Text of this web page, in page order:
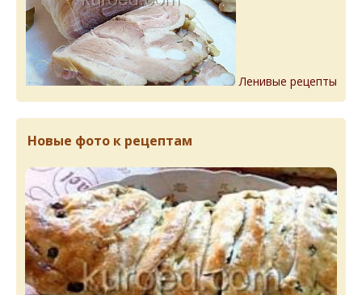
Ленивые рецепты
Новые фото к рецептам